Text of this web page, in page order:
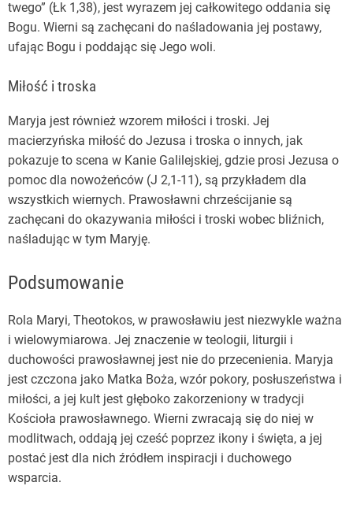
twego” (Łk 1,38), jest wyrazem jej całkowitego oddania się
Bogu. Wierni są zachęcani do naśladowania jej postawy,
ufając Bogu i poddając się Jego woli.
Miłość i troska
Maryja jest również wzorem miłości i troski. Jej
macierzyńska miłość do Jezusa i troska o innych, jak
pokazuje to scena w Kanie Galilejskiej, gdzie prosi Jezusa o
pomoc dla nowożeńców (J 2,1-11), są przykładem dla
wszystkich wiernych. Prawosławni chrześcijanie są
zachęcani do okazywania miłości i troski wobec bliźnich,
naśladując w tym Maryję.
Podsumowanie
Rola Maryi, Theotokos, w prawosławiu jest niezwykle ważna
i wielowymiarowa. Jej znaczenie w teologii, liturgii i
duchowości prawosławnej jest nie do przecenienia. Maryja
jest czczona jako Matka Boża, wzór pokory, posłuszeństwa i
miłości, a jej kult jest głęboko zakorzeniony w tradycji
Kościoła prawosławnego. Wierni zwracają się do niej w
modlitwach, oddają jej cześć poprzez ikony i święta, a jej
postać jest dla nich źródłem inspiracji i duchowego
wsparcia.